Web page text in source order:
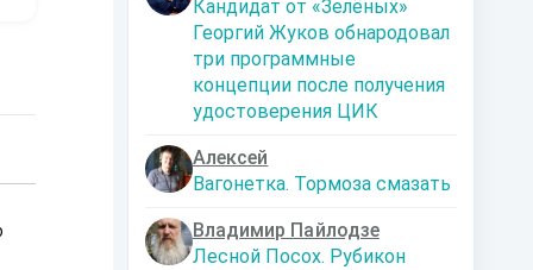
Кандидат от «Зелёных»
Георгий Жуков обнародовал
три программные
концепции после получения
удостоверения ЦИК
Алексей
Вагонетка. Тормоза смазать
Владимир Пайлодзе
Лесной Посох. Рубикон